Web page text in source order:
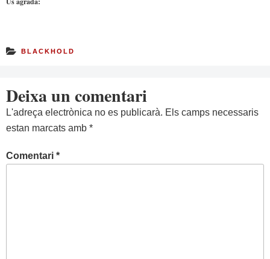
BLACKHOLD
Deixa un comentari
L'adreça electrònica no es publicarà. Els camps necessaris
estan marcats amb *
Comentari *